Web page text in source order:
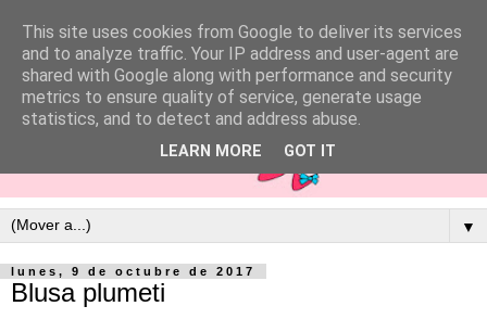
▼
lunes, 9 de octubre de 2017
Blusa plumeti
This site uses cookies from Google to deliver its services
and to analyze traffic. Your IP address and user-agent are
shared with Google along with performance and security
metrics to ensure quality of service, generate usage
statistics, and to detect and address abuse.
LEARN MORE GOT IT